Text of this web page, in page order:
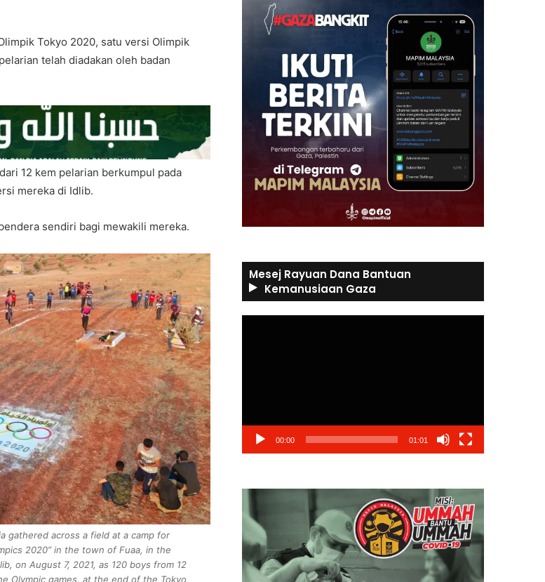
Tokyo 2020, satu versi Olimpik
telah diadakan oleh badan
12 kem pelarian berkumpul pada
mereka di Idlib.
sendiri bagi mewakili mereka.
gathered across a field at a camp for
2020” in the town of Fuaa, in the
on August 7, 2021, as 120 boys from 12
Olympic games, at the end of the Tokyo
Mesej Rayuan Dana Bantuan
Kemanusiaan Gaza
00:00 01:01